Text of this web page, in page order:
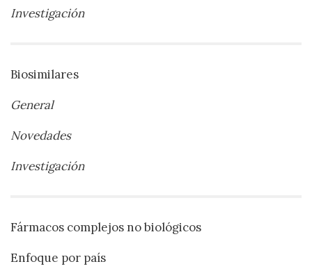
Investigación
Biosimilares
General
Novedades
Investigación
Fármacos complejos no biológicos
Enfoque por país